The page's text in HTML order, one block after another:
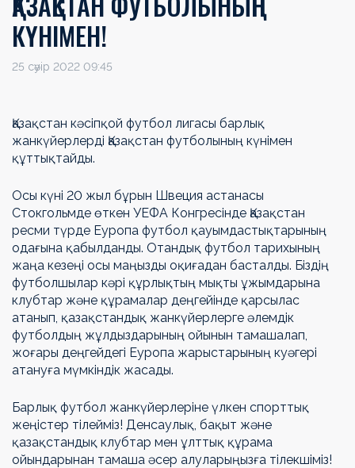
КҮНІМЕН!
25 сәуір 2022 09:45
Қазақстан кәсіпқой футбол лигасы барлық
жанкүйерлерді Қазақстан футболының күнімен
құттықтайды.
Осы күні 20 жыл бұрын Швеция астанасы
Стокгольмде өткен УЕФА Конгресінде Қазақстан
ресми түрде Еуропа футбол қауымдастықтарының
одағына қабылданды. Отандық футбол тарихының
жаңа кезеңі осы маңызды оқиғадан басталды. Біздің
футболшылар кәрі құрлықтың мықты ұжымдарына
клубтар және құрамалар деңгейінде қарсылас
атанып, қазақстандық жанкүйерлерге әлемдік
футболдың жұлдыздарының ойынын тамашалап,
жоғары деңгейдегі Еуропа жарыстарының куәгері
атануға мүмкіндік жасады.
Барлық футбол жанкүйерлеріне үлкен спорттық
жеңістер тілейміз! Денсаулық, бақыт және
қазақстандық клубтар мен ұлттық құрама
ойындарынан тамаша әсер алуларыңызға тілекшіміз!